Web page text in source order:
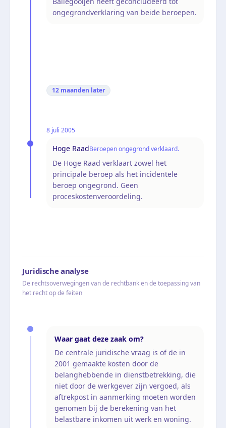
ongegrondverklaring van beide beroepen.
12 maanden later
8 juli 2005
Hoge RaadBeroepen ongegrond verklaard.
De Hoge Raad verklaart zowel het
principale beroep als het incidentele
beroep ongegrond. Geen
proceskostenveroordeling.
Juridische analyse
De rechtsoverwegingen van de rechtbank en de toepassing van
het recht op de feiten
Waar gaat deze zaak om?
De centrale juridische vraag is of de in
2001 gemaakte kosten door de
belanghebbende in dienstbetrekking, die
niet door de werkgever zijn vergoed, als
aftrekpost in aanmerking moeten worden
genomen bij de berekening van het
belastbare inkomen uit werk en woning.